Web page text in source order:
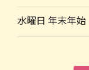
水曜日 年末年始